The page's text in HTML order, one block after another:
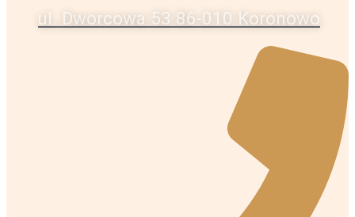
ul. Dworcowa 53 86-010 Koronowo